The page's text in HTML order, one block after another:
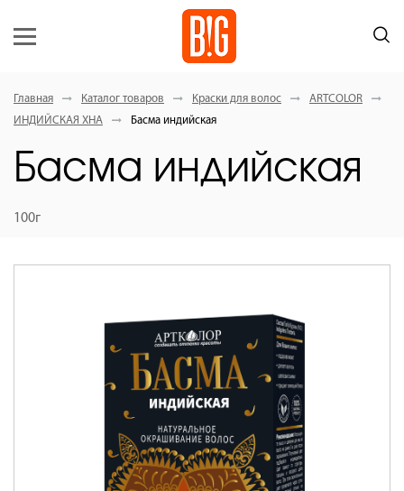
Главная Каталог товаров Краски для волос
ARTCOLOR
ИНДИЙСКАЯ ХНА
Басма индийская
Басма индийская
100г